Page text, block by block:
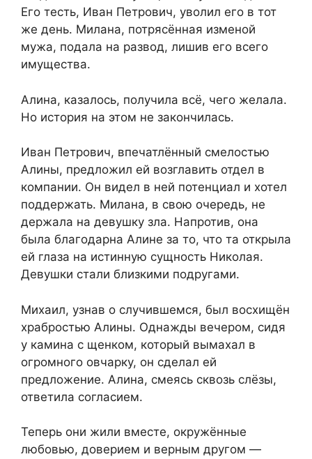
Его тесть, Иван Петрович, уволил его в тот
же день. Милана, потрясённая изменой
мужа, подала на развод, лишив его всего
имущества.
Алина, казалось, получила всё, чего желала.
Но история на этом не закончилась.
Иван Петрович, впечатлённый смелостью
Алины, предложил ей возглавить отдел в
компании. Он видел в ней потенциал и хотел
поддержать. Милана, в свою очередь, не
держала на девушку зла. Напротив, она
была благодарна Алине за то, что та открыла
ей глаза на истинную сущность Николая.
Девушки стали близкими подругами.
Михаил, узнав о случившемся, был восхищён
храбростью Алины. Однажды вечером, сидя
у камина с щенком, который вымахал в
огромного овчарку, он сделал ей
предложение. Алина, смеясь сквозь слёзы,
ответила согласием.
Теперь они жили вместе, окружённые
любовью, доверием и верным другом —